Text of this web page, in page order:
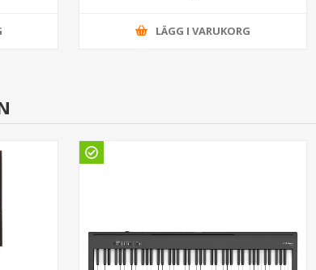
LÄGG I VARUKORG